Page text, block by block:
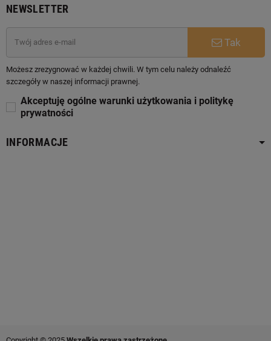
NEWSLETTER
Tak
Możesz zrezygnować w każdej chwili. W tym celu należy odnaleźć
szczegóły w naszej informacji prawnej.
Akceptuję ogólne warunki użytkowania i politykę
prywatności
INFORMACJE